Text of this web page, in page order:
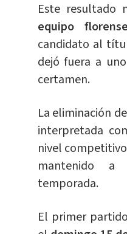
Este resultado
equipo
candidato al
dejó fuera a
certamen.
La eliminación
interpretada
nivel
mantenido
temporada.
El primer